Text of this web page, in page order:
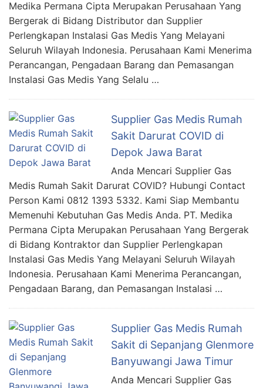
Medika Permana Cipta Merupakan Perusahaan Yang
Bergerak di Bidang Distributor dan Supplier
Perlengkapan Instalasi Gas Medis Yang Melayani
Seluruh Wilayah Indonesia. Perusahaan Kami Menerima
Perancangan, Pengadaan Barang dan Pemasangan
Instalasi Gas Medis Yang Selalu …
Supplier Gas Medis Rumah
Sakit Darurat COVID di
Depok Jawa Barat
Anda Mencari Supplier Gas
Medis Rumah Sakit Darurat COVID? Hubungi Contact
Person Kami 0812 1393 5332. Kami Siap Membantu
Memenuhi Kebutuhan Gas Medis Anda. PT. Medika
Permana Cipta Merupakan Perusahaan Yang Bergerak
di Bidang Kontraktor dan Supplier Perlengkapan
Instalasi Gas Medis Yang Melayani Seluruh Wilayah
Indonesia. Perusahaan Kami Menerima Perancangan,
Pengadaan Barang, dan Pemasangan Instalasi …
Supplier Gas Medis Rumah
Sakit di Sepanjang Glenmore
Banyuwangi Jawa Timur
Anda Mencari Supplier Gas